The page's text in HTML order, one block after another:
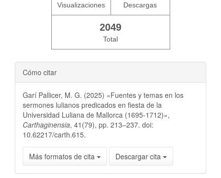
Visualizaciones Descargas
2049
Total
Cómo citar
Garí Pallicer, M. G. (2025) «Fuentes y temas en los
sermones lulianos predicados en fiesta de la
Universidad Luliana de Mallorca (1695-1712)»,
Carthaginensia, 41(79), pp. 213–237. doi:
10.62217/carth.615.
Más formatos de cita Descargar cita